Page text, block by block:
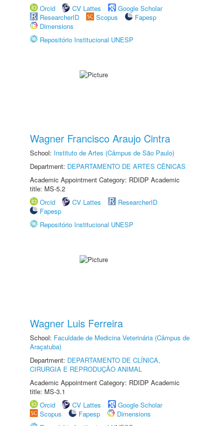
Orcid
CV Lattes
Google Scholar
ResearcherID
Scopus
Fapesp
Dimensions
Repositório Institucional UNESP
Wagner Francisco Araujo Cintra
School: Instituto de Artes (Câmpus de São Paulo)
Department: DEPARTAMENTO DE ARTES CÊNICAS
Academic Appointment Category: RDIDP Academic
title: MS-5.2
Orcid
CV Lattes
ResearcherID
Fapesp
Repositório Institucional UNESP
Wagner Luis Ferreira
School: Faculdade de Medicina Veterinária (Câmpus de
Araçatuba)
Department: DEPARTAMENTO DE CLÍNICA,
CIRURGIA E REPRODUÇÃO ANIMAL
Academic Appointment Category: RDIDP Academic
title: MS-3.1
Orcid
CV Lattes
Google Scholar
Scopus
Fapesp
Dimensions